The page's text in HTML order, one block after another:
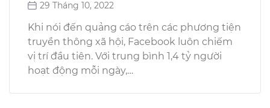
29 Tháng 10, 2022
Khi nói đến quảng cáo trên các phương tiện
truyền thông xã hội, Facebook luôn chiếm
vị trí đầu tiên. Với trung bình 1,4 tỷ người
hoạt động mỗi ngày,…